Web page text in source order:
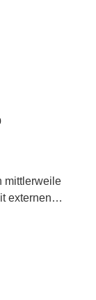
mittlerweile
externen…